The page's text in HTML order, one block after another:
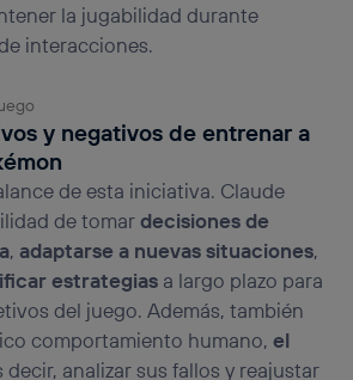
la jugabilidad durante
interacciones.
y negativos de entrenar a
de esta iniciativa. Claude
de tomardecisionesde
, adaptarse a nuevas situaciones,
estrategias a largo plazo para
del juego. Además, también
comportamiento humano, el
decir, analizar sus fallos y reajustar